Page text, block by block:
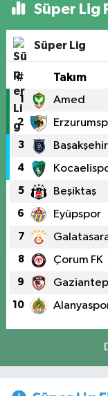
Süper Lig
Süper Lig
# Takım
1 Amed
2
3 Başakşehir
4
5 Beşiktaş
6 Eyüpspor
7
8 Çorum FK
9 Gaziantep
10